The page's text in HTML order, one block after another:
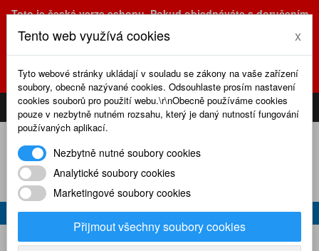
Toto je česká verze eshopu. Pokud objednáváte s doručením
(sk.eshop.rcrevue.cz - kliknutím na slovenskou vlajku)
POZOR ZMĚNA : výdejní místo a kancelář jsou nyní na adrese
Olšanská 3, Praha 3, tel. (+420) 222 723 388, 774 777 794.
CS
SK PŘIHLÁSIT KOŠÍK
RC REVUE 8/2025
Home Naše časopisy RC revue 2025 RC revue 8/2025
Tento web využívá cookies x
Tyto webové stránky ukládají v souladu se zákony na vaše zařízení
soubory, obecně nazývané cookies. Odsouhlaste prosím nastavení
cookies souborů pro použití webu.\r\nObecně používáme cookies
pouze v nezbytně nutném rozsahu, který je daný nutností fungování
používaných aplikací.
Nezbytně nutné soubory cookies
Analytické soubory cookies
Marketingové soubory cookies
Přijmout všechny soubory cookies